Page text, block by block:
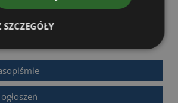
Kościelec.
SZCZEGÓŁY